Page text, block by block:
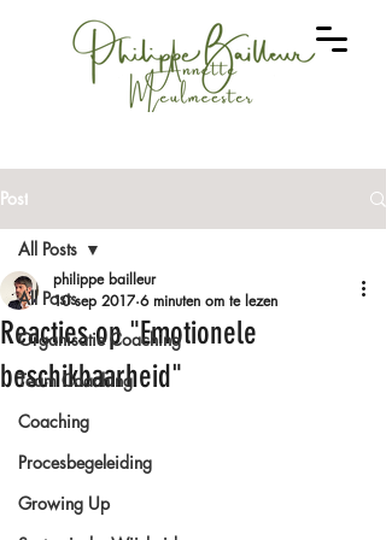
Post
All Posts
Organisatie Coaching
Team Coaching
Coaching
Procesbegeleiding
Growing Up
All Posts
Reacties op "Emotionele
beschikbaarheid"
philippe bailleur
10 sep 2017 6 minuten om te lezen